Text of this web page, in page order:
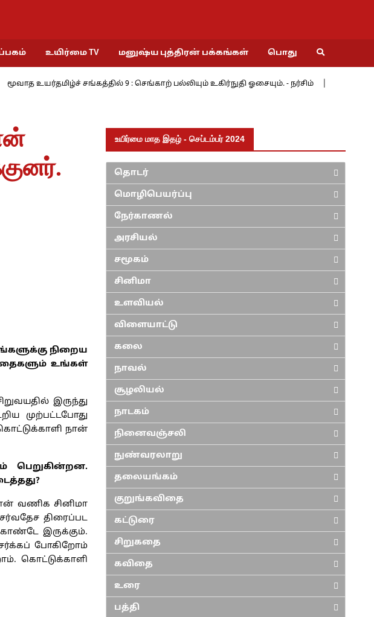
உயிர்மை TV மனுஷ்ய புத்திரன் பக்கங்கள் பொது
உயர்தமிழ்ச் சங்கத்தில் 9 : செங்காற் பல்லியும் உகிர்நுதி ஓசையும். - நர்சிம்
நிறைய
உங்கள்
இருந்து
முற்பட்டபோது
நான்
பெறுகின்றன.
வணிக சினிமா
திரைப்பட
இருக்கும்.
போகிறோம்
கொட்டுக்காளி
உயிர்மை மாத இதழ் - செப்டம்பர் 2024
தொடர்
மொழிபெயர்ப்பு
நேர்காணல்
அரசியல்
சமூகம்
சினிமா
உளவியல்
விளையாட்டு
கலை
நாவல்
சூழலியல்
நாடகம்
நினைவஞ்சலி
நுண்வரலாறு
தலையங்கம்
குறுங்கவிதை
கட்டுரை
சிறுகதை
கவிதை
உரை
பத்தி